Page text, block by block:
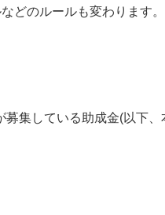
どのルールも変わります
集している助成金(以下、